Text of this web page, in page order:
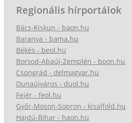
Regionális hírportálok
Bács-Kiskun - baon.hu
Baranya - bama.hu
Békés - beol.hu
Borsod-Abaúj-Zemplén - boon.hu
Csongrád - delmagyar.hu
Dunaújváros - duol.hu
Fejér - feol.hu
Győr-Moson-Sopron - kisalfold.hu
Hajdú-Bihar - haon.hu